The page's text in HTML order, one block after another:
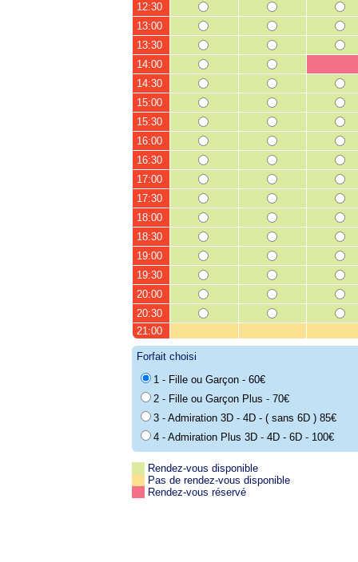
12:30
13:00
13:30
14:00
14:30
15:00
15:30
16:00
16:30
17:00
17:30
18:00
18:30
19:00
19:30
20:00
20:30
21:00
Forfait choisi
1 - Fille ou Garçon - 60€
2 - Fille ou Garçon Plus - 70€
3 - Admiration 3D - 4D - ( sans 6D ) 85€
4 - Admiration Plus 3D - 4D - 6D - 100€
Rendez-vous disponible
Pas de rendez-vous disponible
Rendez-vous réservé